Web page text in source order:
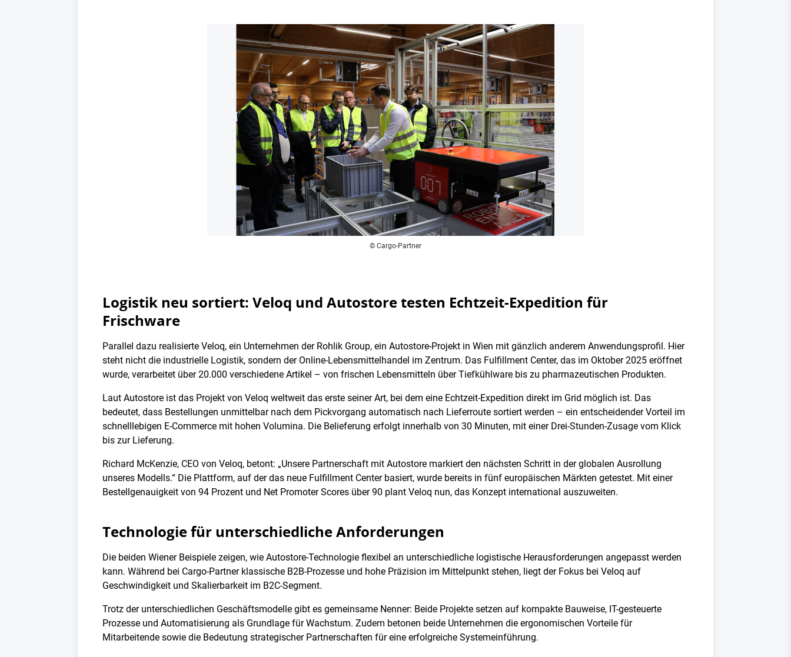
© Cargo-Partner
Logistik neu sortiert: Veloq und Autostore testen Echtzeit-Expedition für
Frischware
Parallel dazu realisierte Veloq, ein Unternehmen der Rohlik Group, ein Autostore-Projekt in Wien mit gänzlich anderem Anwendungsprofil. Hier
steht nicht die industrielle Logistik, sondern der Online-Lebensmittelhandel im Zentrum. Das Fulfillment Center, das im Oktober 2025 eröffnet
wurde, verarbeitet über 20.000 verschiedene Artikel – von frischen Lebensmitteln über Tiefkühlware bis zu pharmazeutischen Produkten.
Laut Autostore ist das Projekt von Veloq weltweit das erste seiner Art, bei dem eine Echtzeit-Expedition direkt im Grid möglich ist. Das
bedeutet, dass Bestellungen unmittelbar nach dem Pickvorgang automatisch nach Lieferroute sortiert werden – ein entscheidender Vorteil im
schnelllebigen E-Commerce mit hohen Volumina. Die Belieferung erfolgt innerhalb von 30 Minuten, mit einer Drei-Stunden-Zusage vom Klick
bis zur Lieferung.
Richard McKenzie, CEO von Veloq, betont: „Unsere Partnerschaft mit Autostore markiert den nächsten Schritt in der globalen Ausrollung
unseres Modells.“ Die Plattform, auf der das neue Fulfillment Center basiert, wurde bereits in fünf europäischen Märkten getestet. Mit einer
Bestellgenauigkeit von 94 Prozent und Net Promoter Scores über 90 plant Veloq nun, das Konzept international auszuweiten.
Technologie für unterschiedliche Anforderungen
Die beiden Wiener Beispiele zeigen, wie Autostore-Technologie flexibel an unterschiedliche logistische Herausforderungen angepasst werden
kann. Während bei Cargo-Partner klassische B2B-Prozesse und hohe Präzision im Mittelpunkt stehen, liegt der Fokus bei Veloq auf
Geschwindigkeit und Skalierbarkeit im B2C-Segment.
Trotz der unterschiedlichen Geschäftsmodelle gibt es gemeinsame Nenner: Beide Projekte setzen auf kompakte Bauweise, IT-gesteuerte
Prozesse und Automatisierung als Grundlage für Wachstum. Zudem betonen beide Unternehmen die ergonomischen Vorteile für
Mitarbeitende sowie die Bedeutung strategischer Partnerschaften für eine erfolgreiche Systemeinführung.